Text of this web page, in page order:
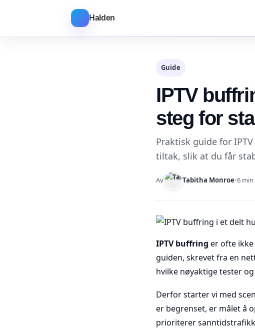
Halden
Guide
IPTV
steg for
Praktisk guide for
tiltak, slik at du får
Av Tabitha Monroe•6 min
IPTV buffring er ofte
guiden, skrevet fra en
hvilke nøyaktige tester
Derfor starter vi med
er begrenset, er målet å
prioriterer